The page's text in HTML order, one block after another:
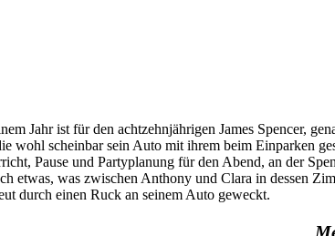
Jahr ist für den achtzehnjährigen James Spencer,
wohl scheinbar sein Auto mit ihrem beim Einparken
Pause und Partyplanung für den Abend, an der
etwas, was zwischen Anthony und Clara in dessen
durch einen Ruck an seinem Auto geweckt.